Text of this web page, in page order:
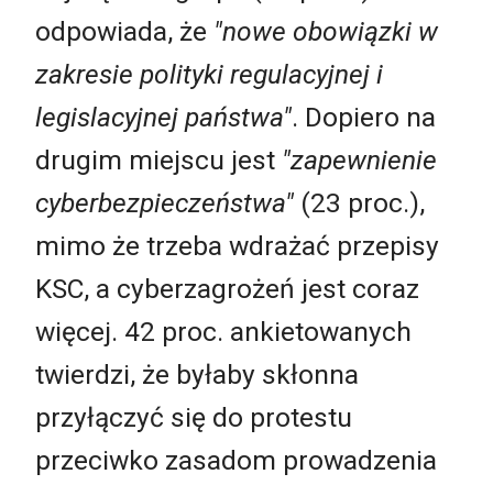
odpowiada, że "nowe obowiązki w
zakresie polityki regulacyjnej i
legislacyjnej państwa". Dopiero na
drugim miejscu jest "zapewnienie
cyberbezpieczeństwa" (23 proc.),
mimo że trzeba wdrażać przepisy
KSC, a cyberzagrożeń jest coraz
więcej. 42 proc. ankietowanych
twierdzi, że byłaby skłonna
przyłączyć się do protestu
przeciwko zasadom prowadzenia